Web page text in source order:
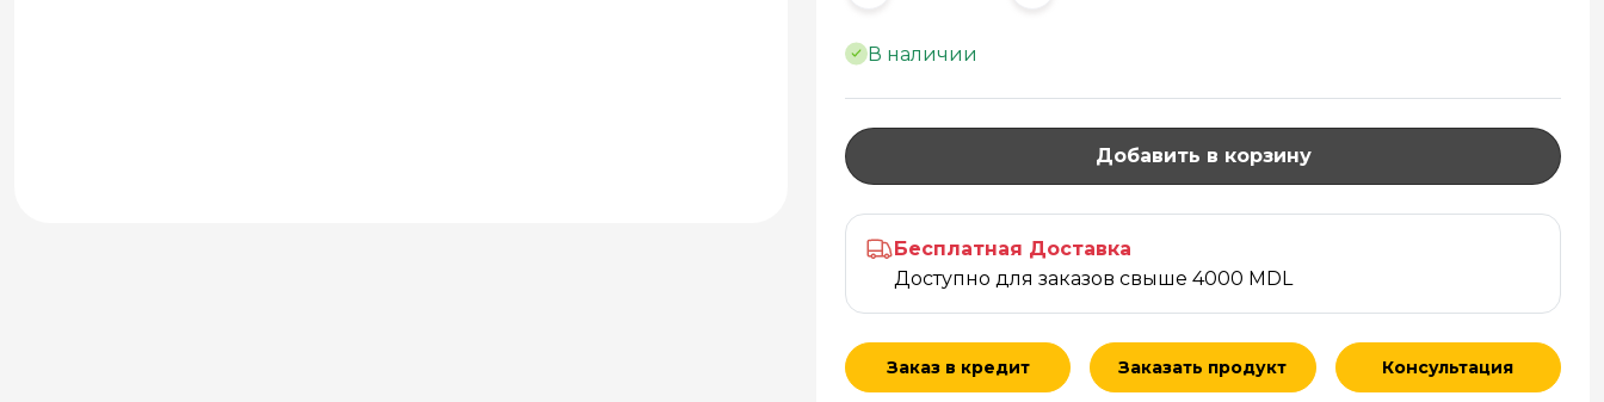
В наличии
Добавить в корзину
Бесплатная Доставка
Доступно для заказов свыше 4000 MDL
Заказ в кредит Заказать продукт Консультация